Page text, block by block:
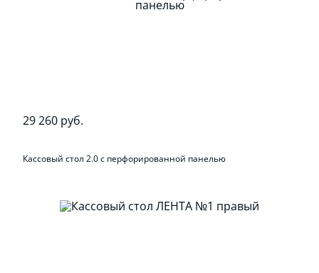
29 260 руб.
Кассовый стол 2.0 с перфорированной панелью